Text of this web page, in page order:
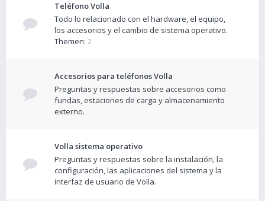
Teléfono Volla
Todo lo relacionado con el hardware, el equipo,
los accesorios y el cambio de sistema operativo.
Themen: 2
Accesorios para teléfonos Volla
Preguntas y respuestas sobre accesorios como
fundas, estaciones de carga y almacenamiento
externo.
Volla sistema operativo
Preguntas y respuestas sobre la instalación, la
configuración, las aplicaciones del sistema y la
interfaz de usuario de Volla.